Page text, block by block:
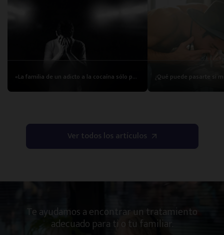
«La familia de un adicto a la cocaína sólo puede acudir a un profesional»
Ver todos los artículos
Te ayudamos a encontrar un tratamiento
adecuado para ti o tu familiar.